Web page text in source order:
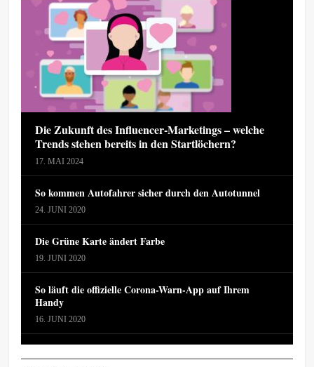
Die Zukunft des Influencer-Marketings – welche
Trends stehen bereits in den Startlöchern?
17. MAI 2024
So kommen Autofahrer sicher durch den Autotunnel
24. JUNI 2020
Die Grüne Karte ändert Farbe
19. JUNI 2020
So läuft die offizielle Corona-Warn-App auf Ihrem
Handy
16. JUNI 2020